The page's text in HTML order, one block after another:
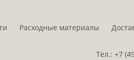
Расходные материалы
Тел.: +7